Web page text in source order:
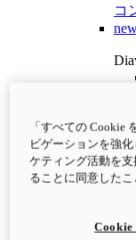
コ
コ
「すべての Cookie
ビゲーションを強
ケティング活動を
ることに同意したこ
Cookie